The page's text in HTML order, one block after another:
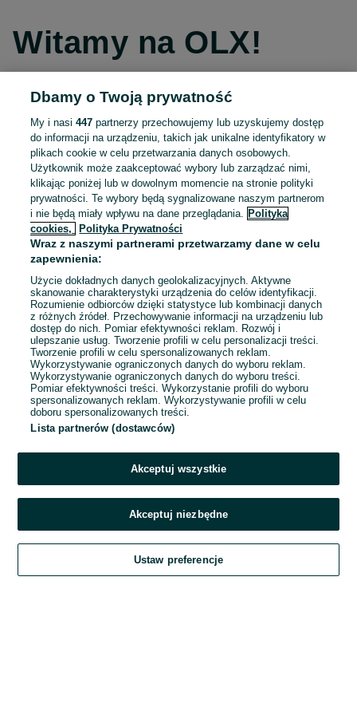
Witamy na OLX!
Kontynuuj przez Facebooka
Kontynuuj przez konto Apple
Kontynuuj przez konto Google
LUB
E-mail
Hasło
Zaloguj się
Kontynuując za pośrednictwem jednego z dostawców wskazanych powyżej,
OLX.pl w jego aktualnym brzmieniu.
Dbamy o Twoją prywatność
My i nasi447 partnerzy przechowujemy lub uzyskujemy dostęp
do informacji na urządzeniu, takich jak unikalne identyfikatory w
plikach cookie w celu przetwarzania danych osobowych.
Użytkownik może zaakceptować wybory lub zarządzać nimi,
klikając poniżej lub w dowolnym momencie na stronie polityki
prywatności. Te wybory będą sygnalizowane naszym partnerom
i nie będą miały wpływu na dane przeglądania.
Polityka
cookies,
Polityka Prywatności
Wraz z naszymi partnerami przetwarzamy dane w celu
zapewnienia:
Użycie dokładnych danych geolokalizacyjnych. Aktywne
skanowanie charakterystyki urządzenia do celów identyfikacji.
Rozumienie odbiorców dzięki statystyce lub kombinacji danych
z różnych źródeł. Przechowywanie informacji na urządzeniu lub
dostęp do nich. Pomiar efektywności reklam. Rozwój i
ulepszanie usług. Tworzenie profili w celu personalizacji treści.
Tworzenie profili w celu spersonalizowanych reklam.
Wykorzystywanie ograniczonych danych do wyboru reklam.
Wykorzystywanie ograniczonych danych do wyboru treści.
Pomiar efektywności treści. Wykorzystanie profili do wyboru
spersonalizowanych reklam. Wykorzystywanie profili w celu
doboru spersonalizowanych treści.
Lista partnerów (dostawców)
Akceptuj wszystkie
Akceptuj niezbędne
Ustaw preferencje